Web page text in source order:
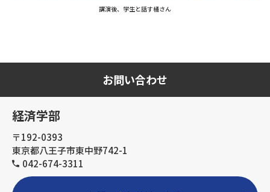
講演後、学生と話す橘さん
お問い合わせ
経済学部
〒192-0393
東京都八王子市東中野742-1
042-674-3311